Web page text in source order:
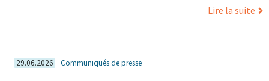
Lire la suite
29.06.2026 Communiqués de presse